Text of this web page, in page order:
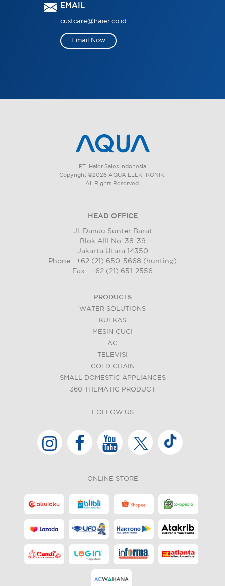
EMAIL
custcare@haier.co.id
Email Now
PT. Haier Sales Indonesia
Copyright ©2026 AQUA ELEKTRONIK.
All Rights Reserved.
HEAD OFFICE
Jl. Danau Sunter Barat
Blok AIII No. 38-39
Jakarta Utara 14350
Phone : +62 (21) 650-5668 (hunting)
Fax : +62 (21) 651-2556
PRODUCTS
WATER SOLUTIONS
KULKAS
MESIN CUCI
AC
TELEVISI
COLD CHAIN
SMALL DOMESTIC APPLIANCES
360 THEMATIC PRODUCT
FOLLOW US
ONLINE STORE